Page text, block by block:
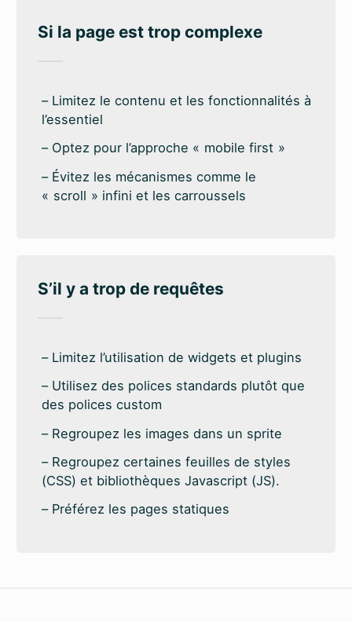
Si la page est trop complexe
Limitez le contenu et les fonctionnalités à
l’essentiel
Optez pour l’approche « mobile first »
Évitez les mécanismes comme le
« scroll » infini et les carroussels
S’il y a trop de requêtes
Limitez l’utilisation de widgets et plugins
Utilisez des polices standards plutôt que
des polices custom
Regroupez les images dans un sprite
Regroupez certaines feuilles de styles
(CSS) et bibliothèques Javascript (JS).
Préférez les pages statiques